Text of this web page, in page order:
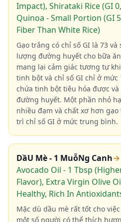
Impact), Shirataki Rice (GI
Quinoa - Small Portion (GI
Fiber Than White Rice)
Gạo trắng có chỉ số GI là 73
lượng đường huyết cho bữa
mang lại cảm giác tương tự
tinh bột và chỉ số GI chỉ ở mức
chứa tinh bột tiêu hóa được
đường huyết. Một phần nhỏ
nhiều đạm và chất xơ hơn
trì chỉ số GI ở mức trung bình.
DầU Mè - 1 MuỗNg Canh→
Avocado Oil - 1 Tbsp
Flavor), Extra Virgin Olive
Healthy, Rich In
Mặc dù dầu mè rất tốt cho
một số người có thể thích